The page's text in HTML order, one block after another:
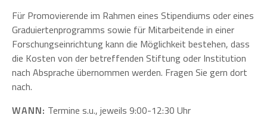
Für Promovierende im Rahmen eines Stipendiums oder eines
Graduiertenprogramms sowie für Mitarbeitende in einer
Forschungseinrichtung kann die Möglichkeit bestehen, dass
die Kosten von der betreffenden Stiftung oder Institution
nach Absprache übernommen werden. Fragen Sie gern dort
nach.
WANN: Termine s.u., jeweils 9:00-12:30 Uhr